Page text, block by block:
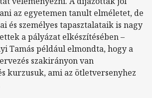
az egyetemen tanult elméletet, de
és személyes tapasztalataik is nagy
a pályázat elkészítésében –
Tamás például elmondta, hogy a
szakirányon van
kurzusuk, ami az ötletversenyhez